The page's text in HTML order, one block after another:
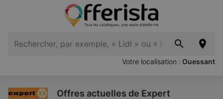
Votre localisation : Ouessant
Offres actuelles de Expert